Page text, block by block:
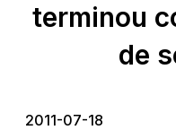
terminou
de
2011-07-18